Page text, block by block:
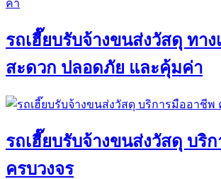
รถเฮี๊ยบรับจ้างขนส่งวัสดุ ทาง
สะดวก ปลอดภัย และคุ้มค่า
รถเฮี๊ยบรับจ้างขนส่งวัสดุ บริ
ครบวงจร